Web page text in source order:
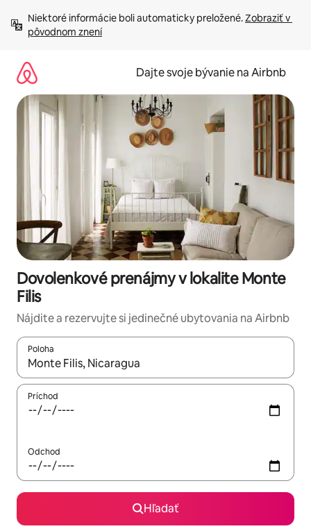
obsah.
Niektoré informácie boli automaticky preložené. Zobraziť v
pôvodnom znení
Dajte svoje bývanie na Airbnb
Dovolenkové prenájmy v lokalite Monte
Filis
Nájdite a rezervujte si jedinečné ubytovania na Airbnb
Poloha
Keď budú výsledky k dispozícii, môžete si ich prechádzať
Príchod
Odchod
Hľadať